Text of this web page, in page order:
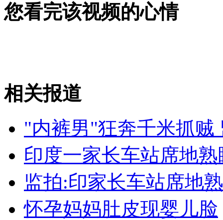
农民工代表:不辜负两亿人的期盼
山西运城恶犬咬伤多人 警民合力深夜将其击毙
无痛分娩是否安全 医生回应
外交部：反对强权政治霸凌主义
您看完该视频的心情
相关报道
"内裤男"狂奔千米抓贼
印度一家长车站席地
监拍:印家长车站席地
怀孕妈妈肚皮现婴儿脸